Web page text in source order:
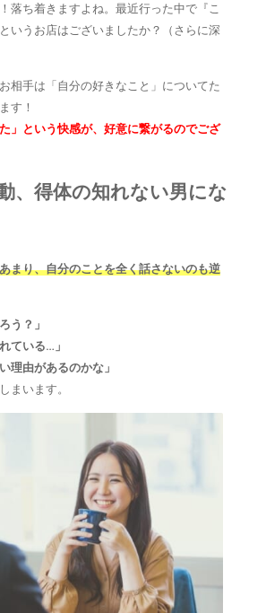
落ち着きますよね。最近行った中で『こ
いうお店はございましたか？（さらに深
相手は「自分の好きなこと」についてた
す！
」という快感が、好意に繋がるのでござ
、得体の知れない男にな
まり、自分のことを全く話さないのも逆
う？」
ている…」
理由があるのかな」
まいます。